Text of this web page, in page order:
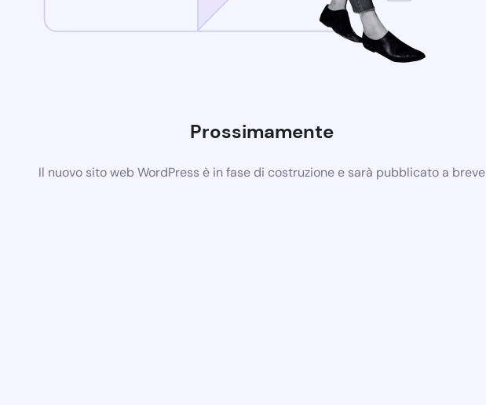
Prossimamente
Il nuovo sito web WordPress è in fase di costruzione e sarà pubblicato a breve